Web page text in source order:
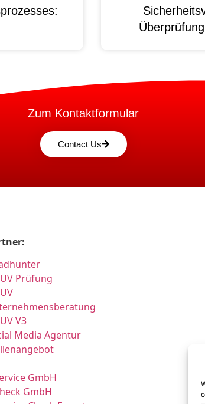
Zum Kontaktformular
Contact Us
Prüfung
V3
Media Agentur
GmbH
GmbH